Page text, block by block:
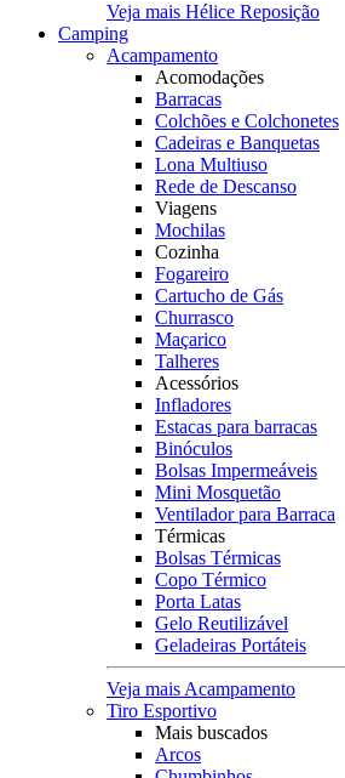
Veja mais Hélice Reposição
Camping
Acampamento
Acomodações
Barracas
Colchões e Colchonetes
Cadeiras e Banquetas
Lona Multiuso
Rede de Descanso
Viagens
Mochilas
Cozinha
Fogareiro
Cartucho de Gás
Churrasco
Maçarico
Talheres
Acessórios
Infladores
Estacas para barracas
Binóculos
Bolsas Impermeáveis
Mini Mosquetão
Ventilador para Barraca
Térmicas
Bolsas Térmicas
Copo Térmico
Porta Latas
Gelo Reutilizável
Geladeiras Portáteis
Veja mais Acampamento
Tiro Esportivo
Mais buscados
Arcos